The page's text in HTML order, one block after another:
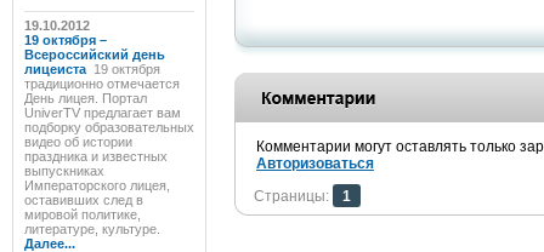
19.10.2012
19 октября –
Всероссийский день
лицеиста 19 октября
традиционно отмечается
День лицея. Портал
UniverTV предлагает вам
подборку образовательных
видео об истории
праздника и известных
выпускниках
Императорского лицея,
оставивших след в
мировой политике,
литературе, культуре.
Далее...
Комментарии могут оставлять только
Авторизоваться
Страницы:
1